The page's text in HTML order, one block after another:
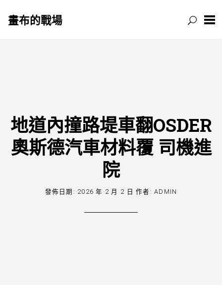
畫布的戰場
地道內撞路堤車翻OSDER
奧斯德汽車材料覆 司機進
院
發佈日期: 2026 年 2 月 2 日 作者:ADMIN